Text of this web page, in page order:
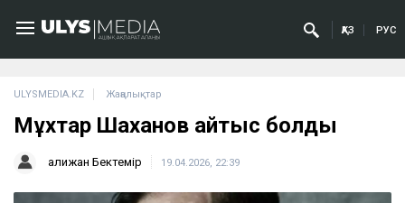
ҚАЗ РУС
ULYSMEDIA.KZ Жаңалықтар
Мұхтар Шаханов қайтыс болды
Қалижан Бектемір 19.04.2026, 22:39